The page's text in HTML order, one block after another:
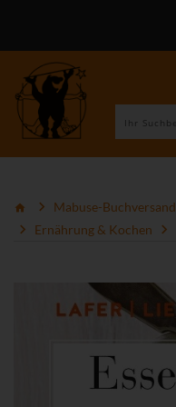
Mabuse-Buchversand
Ernährung & Kochen